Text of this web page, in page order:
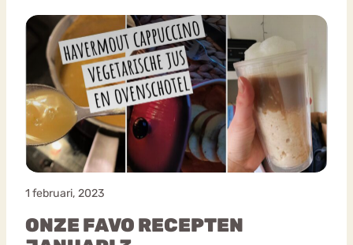
1 februari, 2023
ONZE FAVO RECEPTEN